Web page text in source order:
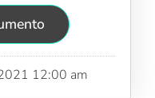
12:00 am